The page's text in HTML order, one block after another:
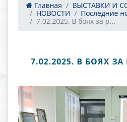
Главная
ВЫСТАВКИ И
НОВОСТИ
Последние
7.02.2025. В боях за р...
7.02.2025. В БОЯХ